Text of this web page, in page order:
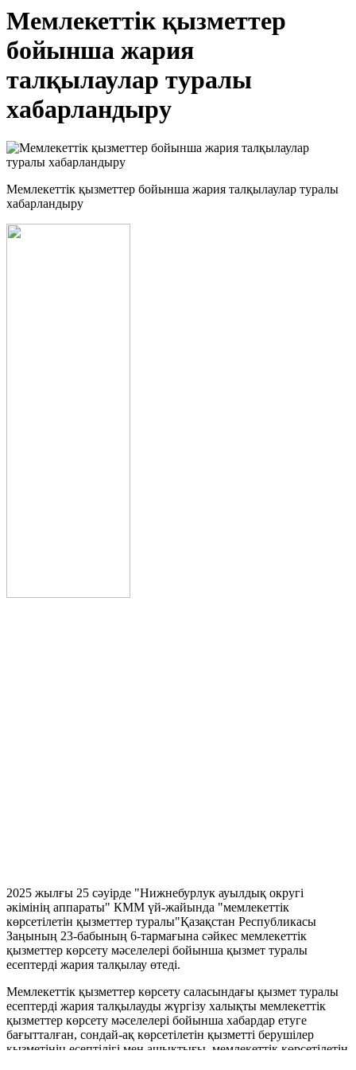
Мемлекеттік қызметтер
бойынша жария
талқылаулар туралы
хабарландыру
Мемлекеттік қызметтер бойынша жария талқылаулар туралы
хабарландыру
2025 жылғы 25 сәуірде "Нижнебурлук ауылдық округі
әкімінің аппараты" КММ үй-жайында "мемлекеттік
көрсетілетін қызметтер туралы"Қазақстан Республикасы
Заңының 23-бабының 6-тармағына сәйкес мемлекеттік
қызметтер көрсету мәселелері бойынша қызмет туралы
есептерді жария талқылау өтеді.
Мемлекеттік қызметтер көрсету саласындағы қызмет туралы
есептерді жария талқылауды жүргізу халықты мемлекеттік
қызметтер көрсету мәселелері бойынша хабардар етуге
бағытталған, сондай-ақ көрсетілетін қызметті берушілер
қызметінің есептілігі мен ашықтығы, мемлекеттік көрсетілетін